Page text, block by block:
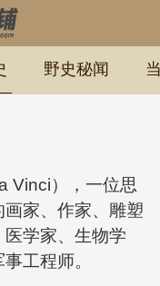
野史秘闻
），一位思
家、作家、雕塑
学家、生物学
工程师。